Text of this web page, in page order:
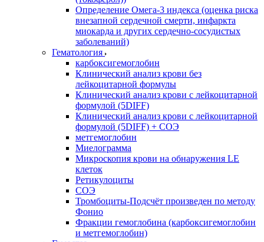
Определение Омега-3 индекса (оценка риска
внезапной сердечной смерти, инфаркта
миокарда и других сердечно-сосудистых
заболеваний)
Гематология
карбоксигемоглобин
Клинический анализ крови без
лейкоцитарной формулы
Клинический анализ крови с лейкоцитарной
формулой (5DIFF)
Клинический анализ крови с лейкоцитарной
формулой (5DIFF) + СОЭ
метгемоглобин
Миелограмма
Микроскопия крови на обнаружения LE
клеток
Ретикулоциты
СОЭ
Тромбоциты-Подсчёт произведен по методу
Фонио
Фракции гемоглобина (карбоксигемоглобин
и метгемоглобин)